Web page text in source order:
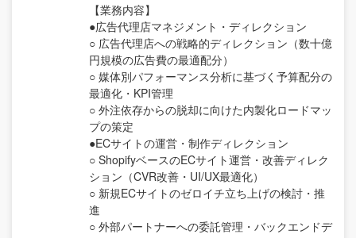
【業務内容】
●広告代理店マネジメント・ディレクション
○ 広告代理店への戦略的ディレクション（数十億
円規模の広告費の最適配分）
○ 媒体別パフォーマンス分析に基づく予算配分の
最適化・KPI管理
○ 外注依存からの脱却に向けた内製化ロードマッ
プの策定
●ECサイトの運営・制作ディレクション
○ ShopifyベースのECサイト運営・改善ディレク
ション（CVR改善・UI/UX最適化）
○ 新規ECサイトのゼロイチ立ち上げの検討・推
進
○ 外部パートナーへの委託管理・バックエンドデ